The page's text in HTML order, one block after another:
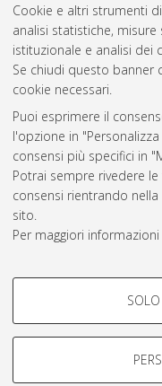
Cookie e altri strumenti
analisi statistiche,
istituzionale e analisi dei
Se chiudi questo banner
cookie necessari.
Puoi esprimere il
l'opzione in
consensi più specifici in
Potrai sempre rivedere
consensi rientrando
sito.
Per maggiori informazioni
COOKIE DI
Si tratta di cookie
navigazione degli utenti,
Questa lista e'
Atom
Rss 1.0
Rss 2.0
ISSN: 2038-7946
Impostazioni Cookie
Informativa sulla
Condizioni d’uso del